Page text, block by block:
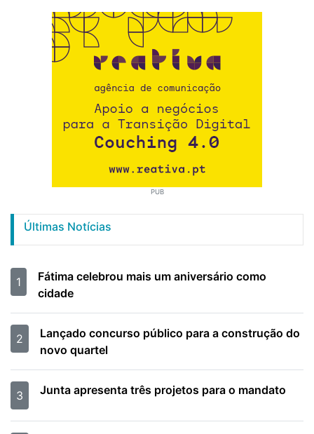
PUB
Últimas Notícias
1
Fátima celebrou mais um aniversário como
cidade
2
Lançado concurso público para a construção do
novo quartel
3 Junta apresenta três projetos para o mandato